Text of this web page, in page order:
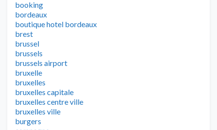
booking
bordeaux
boutique hotel bordeaux
brest
brussel
brussels
brussels airport
bruxelle
bruxelles
bruxelles capitale
bruxelles centre ville
bruxelles ville
burgers